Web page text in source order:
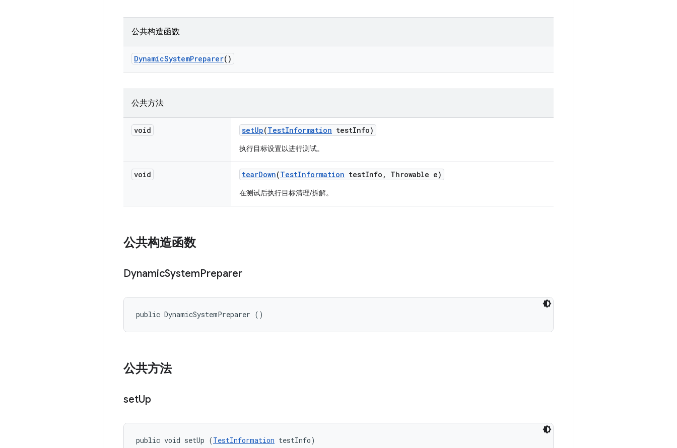
公共构造函数
DynamicSystemPreparer()
公共方法
void setUp(TestInformation testInfo)
执行目标设置以进行测试。
void tearDown(TestInformation testInfo , Throwable e)
在测试后执行目标清理/拆解。
公共构造函数
DynamicSystemPreparer
public DynamicSystemPreparer ()
公共方法
setUp
public void setUp (TestInformation testInfo)